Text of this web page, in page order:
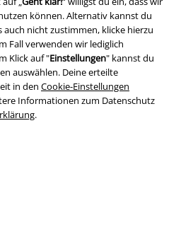
können. Alternativ kannst du
nicht zustimmen, klicke hierzu
Fall verwenden wir lediglich
Klick auf "Einstellungen" kannst du
auswählen. Deine erteilte
in den Cookie-Einstellungen
Informationen zum Datenschutz
.